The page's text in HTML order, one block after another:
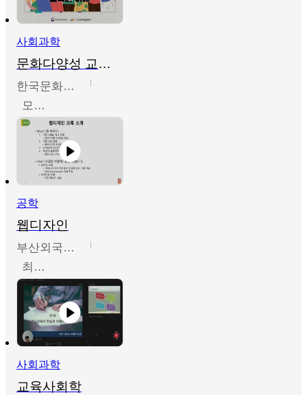
사회과학
문화다양성 교육의 이해
한국문화예술교육진흥원
모경환,성상환,정문성
공학
웹디자인
부산외국어대학교
최진오
사회과학
교육사회학